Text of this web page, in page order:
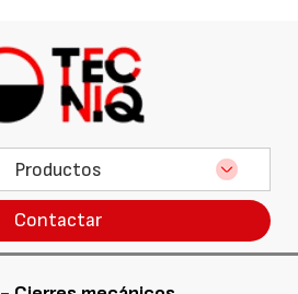
Productos
Contactar